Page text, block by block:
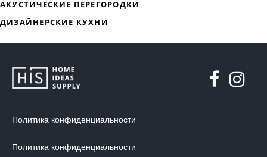
МЯГКАЯ МЕБЕЛЬ
ХРАНЕНИЕ
ДИЗАЙНЕРСКИЕ СТОЛЫ
ДЕКОР ДЛЯ ДОМА
СТУЛЬЯ
ВАННАЯ КОМНАТА
ОСВЕЩЕНИЕ ДЛЯ ИНТЕРЬЕРА
Политика конфиденциальности
Политика конфиденциальности